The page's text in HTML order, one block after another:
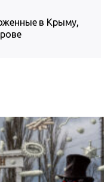
в Крыму,